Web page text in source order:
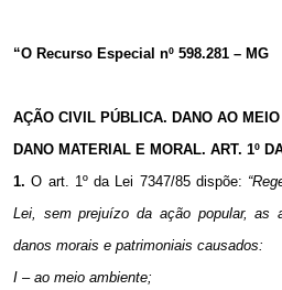
“O Recurso Especial nº 598.281 – MG
AÇÃO CIVIL PÚBLICA. DANO AO
DANO MATERIAL E MORAL. ART. 1º
1.O art. 1º da Lei 7347/85 dispõe:
Lei, sem prejuízo da ação popular, as
danos morais e patrimoniais causados:
I – ao meio ambiente;